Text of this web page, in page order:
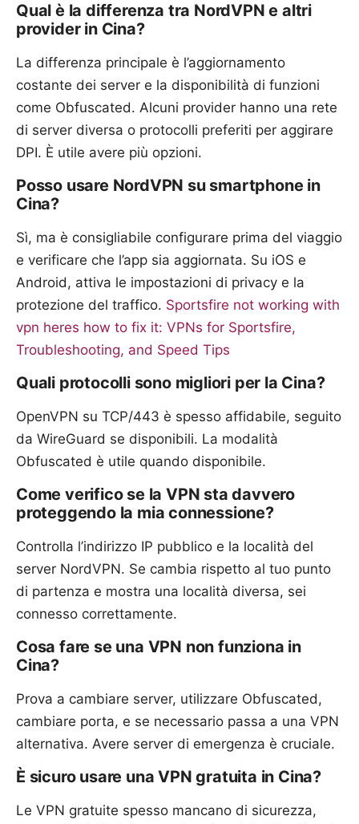
Qual è la differenza tra NordVPN e altri
provider in Cina?
La differenza principale è l’aggiornamento
costante dei server e la disponibilità di funzioni
come Obfuscated. Alcuni provider hanno una rete
di server diversa o protocolli preferiti per aggirare
DPI. È utile avere più opzioni.
Posso usare NordVPN su smartphone in
Cina?
Sì, ma è consigliabile configurare prima del viaggio
e verificare che l’app sia aggiornata. Su iOS e
Android, attiva le impostazioni di privacy e la
protezione del traffico. Sportsfire not working with
vpn heres how to fix it: VPNs for Sportsfire,
Troubleshooting, and Speed Tips
Quali protocolli sono migliori per la Cina?
OpenVPN su TCP/443 è spesso affidabile, seguito
da WireGuard se disponibili. La modalità
Obfuscated è utile quando disponibile.
Come verifico se la VPN sta davvero
proteggendo la mia connessione?
Controlla l’indirizzo IP pubblico e la località del
server NordVPN. Se cambia rispetto al tuo punto
di partenza e mostra una località diversa, sei
connesso correttamente.
Cosa fare se una VPN non funziona in
Cina?
Prova a cambiare server, utilizzare Obfuscated,
cambiare porta, e se necessario passa a una VPN
alternativa. Avere server di emergenza è cruciale.
È sicuro usare una VPN gratuita in Cina?
Le VPN gratuite spesso mancano di sicurezza,